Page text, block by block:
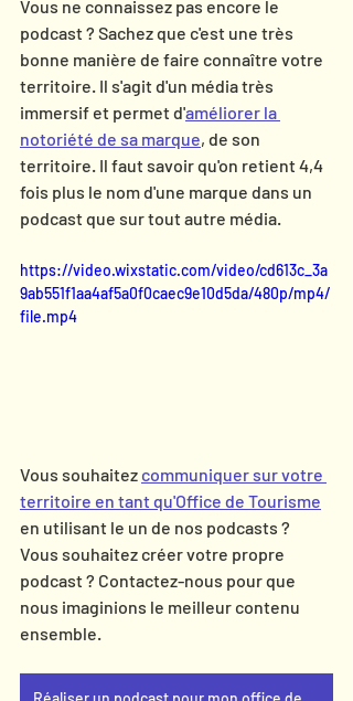
Vous ne connaissez pas encore le
podcast ? Sachez que c'est une très
bonne manière de faire connaître votre
territoire. Il s'agit d'un média très
immersif et permet d'améliorer la
notoriété de sa marque, de son
territoire. Il faut savoir qu'on retient 4,4
fois plus le nom d'une marque dans un
podcast que sur tout autre média.
https://video.wixstatic.com/video/cd613c_3a
9ab551f1aa4af5a0f0caec9e10d5da/480p/mp4/
file.mp4
Vous souhaitez communiquer sur votre
territoire en tant qu'Office de Tourisme
en utilisant le un de nos podcasts ?
Vous souhaitez créer votre propre
podcast ? Contactez-nous pour que
nous imaginions le meilleur contenu
ensemble.